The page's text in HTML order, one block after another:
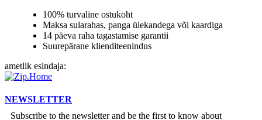
100% turvaline ostukoht
Maksa sularahas, panga ülekandega või kaardiga
14 päeva raha tagastamise garantii
Suurepärane klienditeenindus
ametlik esindaja:
NEWSLETTER
Subscribe to the newsletter and be the first to know about